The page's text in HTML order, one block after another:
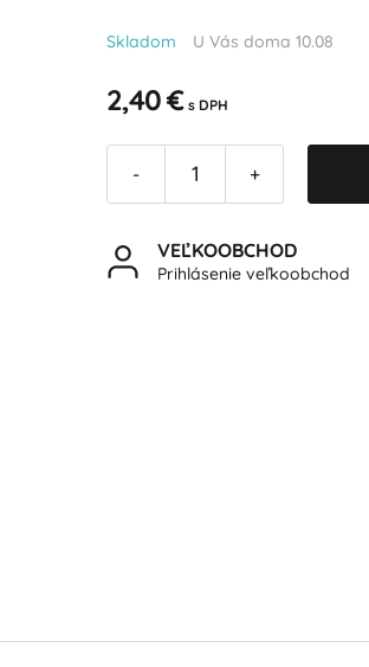
Skladom U Vás doma 10.08
2,40 € s DPH
- +
VEĽKOOBCHOD
Prihlásenie veľkoobchod